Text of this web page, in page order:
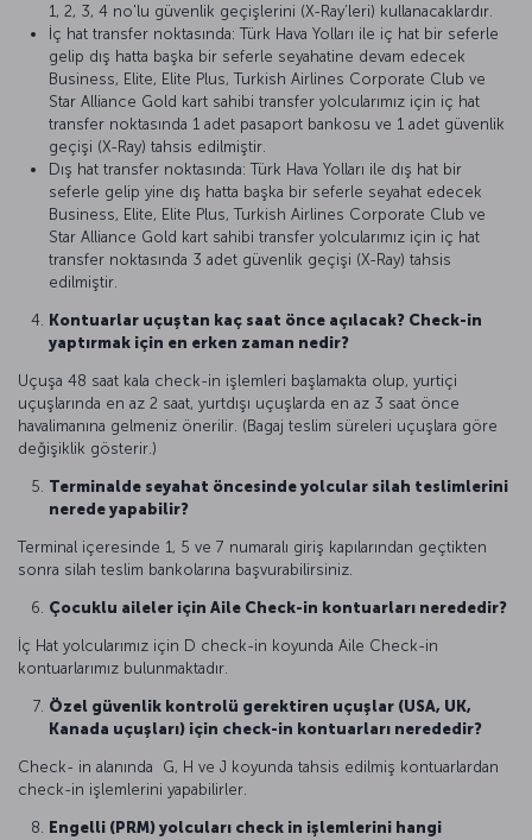
1, 2, 3, 4 no'lu güvenlik geçişlerini (X-Ray’leri) kullanacaklardır.
İç hat transfer noktasında: Türk Hava Yolları ile iç hat bir seferle
gelip dış hatta başka bir seferle seyahatine devam edecek
Business, Elite, Elite Plus, Turkish Airlines Corporate Club ve
Star Alliance Gold kart sahibi transfer yolcularımız için iç hat
transfer noktasında 1 adet pasaport bankosu ve 1 adet güvenlik
geçişi (X-Ray) tahsis edilmiştir.
Dış hat transfer noktasında: Türk Hava Yolları ile dış hat bir
seferle gelip yine dış hatta başka bir seferle seyahat edecek
Business, Elite, Elite Plus, Turkish Airlines Corporate Club ve
Star Alliance Gold kart sahibi transfer yolcularımız için iç hat
transfer noktasında 3 adet güvenlik geçişi (X-Ray) tahsis
edilmiştir.
Kontuarlar uçuştan kaç saat önce açılacak? Check-in
yaptırmak için en erken zaman nedir?
Uçuşa 48 saat kala check-in işlemleri başlamakta olup, yurtiçi
uçuşlarında en az 2 saat, yurtdışı uçuşlarda en az 3 saat önce
havalimanına gelmeniz önerilir. (Bagaj teslim süreleri uçuşlara göre
değişiklik gösterir.)
Terminalde seyahat öncesinde yolcular silah teslimlerini
nerede yapabilir?
Terminal içeresinde 1, 5 ve 7 numaralı giriş kapılarından geçtikten
sonra silah teslim bankolarına başvurabilirsiniz.
Çocuklu aileler için Aile Check-in kontuarları nerededir?
İç Hat yolcularımız için D check-in koyunda Aile Check-in
kontuarlarımız bulunmaktadır.
Özel güvenlik kontrolü gerektiren uçuşlar (USA, UK,
Kanada uçuşları) için check-in kontuarları nerededir?
Check- in alanında G, H ve J koyunda tahsis edilmiş kontuarlardan
check-in işlemlerini yapabilirler.
Engelli (PRM) yolcuları check in işlemlerini hangi